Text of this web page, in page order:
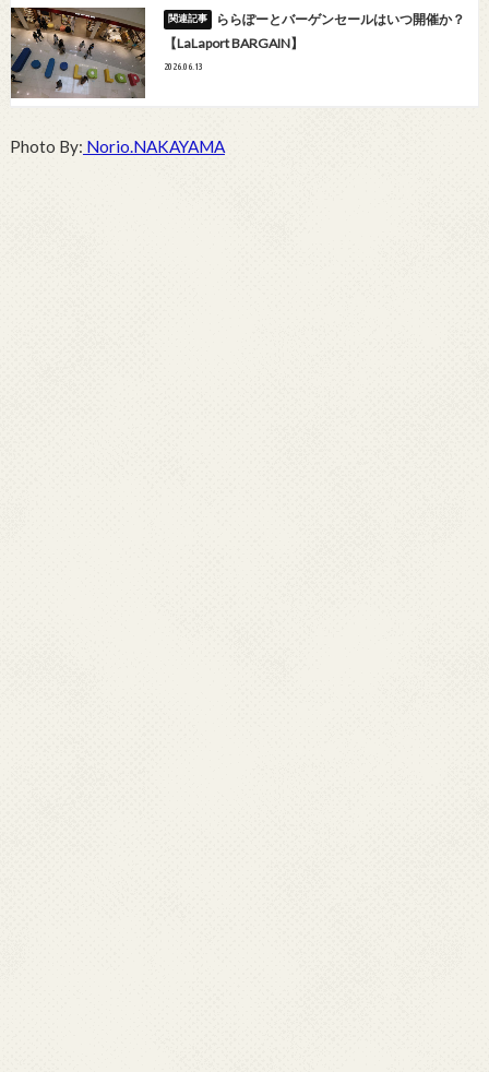
ららぽーとバーゲンセールはいつ開催か？
【LaLaport BARGAIN】
2026.06.13
Photo By: Norio.NAKAYAMA